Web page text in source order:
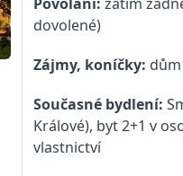
dovolené)
Zájmy, koníčky:
Současné bydlení:
Králové), byt 2+1 v
vlastnictví